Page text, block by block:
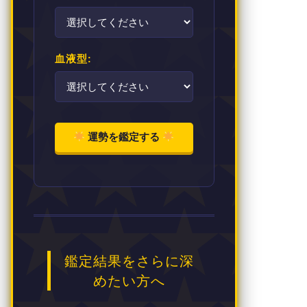
血液型:
運勢を鑑定する
鑑定結果をさらに深
めたい方へ